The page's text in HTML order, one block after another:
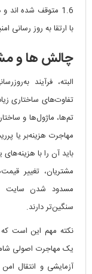
1.6 متوقف شده
با ارتقا به روز رسانی
چالش ها و
تم‌ها، ماژول‌ها و
مهاجرت هزینه‌بر یا
باید آن را با
مشتریان، تغییر
مسدود شدن سایت
سنگین‌تر دارند.
نکته مهم این است که
یک مهاجرت اصولی
آزمایشی و انتقال